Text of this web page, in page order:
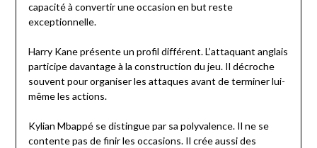
capacité à convertir une occasion en but reste
exceptionnelle.
Harry Kane présente un profil différent. L’attaquant anglais
participe davantage à la construction du jeu. Il décroche
souvent pour organiser les attaques avant de terminer lui-
même les actions.
Kylian Mbappé se distingue par sa polyvalence. Il ne se
contente pas de finir les occasions. Il crée aussi des